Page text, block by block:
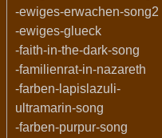
-ewiges-erwachen-song2
-ewiges-glueck
-faith-in-the-dark-song
-familienrat-in-nazareth
-farben-lapislazuli-
ultramarin-song
-farben-purpur-song